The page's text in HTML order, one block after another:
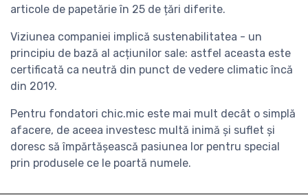
articole de papetărie în 25 de țări diferite.
Viziunea companiei implică sustenabilitatea - un
principiu de bază al acțiunilor sale: astfel aceasta este
certificată ca neutră din punct de vedere climatic încă
din 2019.
Pentru fondatori chic.mic este mai mult decât o simplă
afacere, de aceea investesc multă inimă și suflet și
doresc să împărtășească pasiunea lor pentru special
prin produsele ce le poartă numele.